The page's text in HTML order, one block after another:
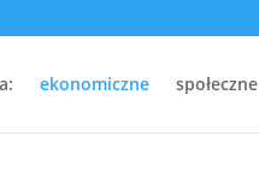
ekonomiczne społeczne